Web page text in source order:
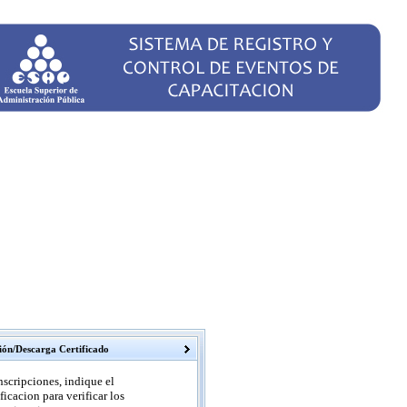
Descarga Certificado
indique el
para verificar los